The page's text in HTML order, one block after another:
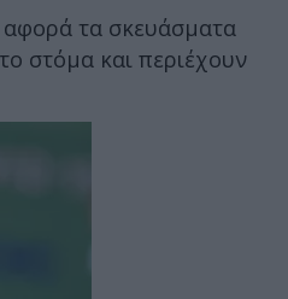
τα σκευάσματα
στόμα και περιέχουν